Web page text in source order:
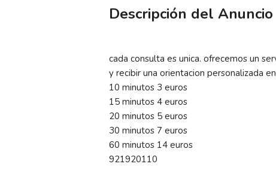
Descripción del Anuncio
cada consulta es unica. ofrecemos un
y recibir una orientacion personalizada
10 minutos 3 euros
15 minutos 4 euros
20 minutos 5 euros
30 minutos 7 euros
60 minutos 14 euros
921920110